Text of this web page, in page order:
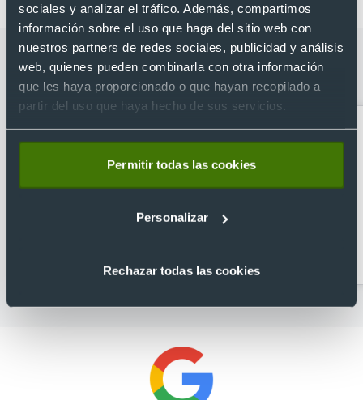
sociales y analizar el tráfico. Además, compartimos
información sobre el uso que haga del sitio web con
nuestros partners de redes sociales, publicidad y análisis
web, quienes pueden combinarla con otra información
que les haya proporcionado o que hayan recopilado a
partir del uso que haya hecho de sus servicios.
Permitir todas las cookies
Personalizar
Rechazar todas las cookies
Categorías relacionadas con Cazadora
alta visibilidad Velilla